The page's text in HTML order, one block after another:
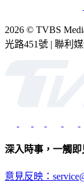
2026 © TVBS
光路451號 | 聯利
深入時事，一觸即
意見反映：